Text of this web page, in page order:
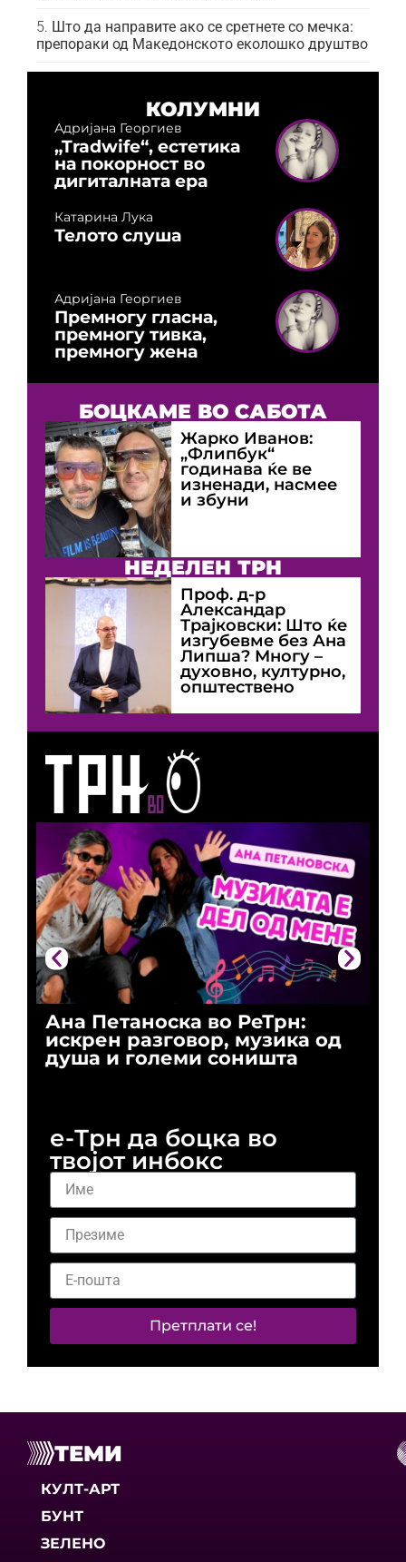
Што да направите ако се сретнете со мечка:
препораки од Македонското еколошко друштво
Ана Петаноска во РеТрн:
искрен разговор, музика од
душа и големи соништа
КОЛУМНИ
Адријана Георгиев
„Tradwife“, естетика
на покорност во
дигиталната ера
Катарина Лука
Телото слуша
Адријана Георгиев
Премногу гласна,
премногу тивка,
премногу жена
БОЦКАМЕ ВО САБОТА
Жарко Иванов:
„Флипбук“
годинава ќе ве
изненади, насмее
и збуни
НЕДЕЛЕН ТРН
Проф. д-р
Александар
Трајковски: Што ќе
изгубевме без Ана
Липша? Многу –
духовно, културно,
општествено
е-Трн да боцка во
твојот инбокс
Претплати се!
ТЕМИ
КУЛТ-АРТ
БУНТ
ЗЕЛЕНО